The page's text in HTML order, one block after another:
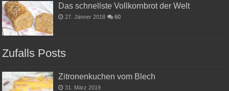
Das schnellste Vollkornbrot der Welt
27. Jänner 2018 60
Zufalls Posts
Zitronenkuchen vom Blech
31. März 2019